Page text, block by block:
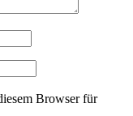
Browser für